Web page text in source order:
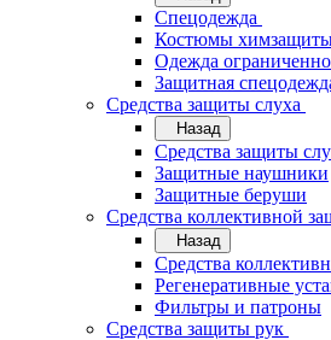
Спецодежда
Костюмы
Одежда
Защитная
Средства защиты слуха
Назад
Средства защиты
Защитные наушники
Защитные беруши
Средства коллективной
Назад
Средства
Регенеративные
Фильтры и патроны
Средства защиты рук